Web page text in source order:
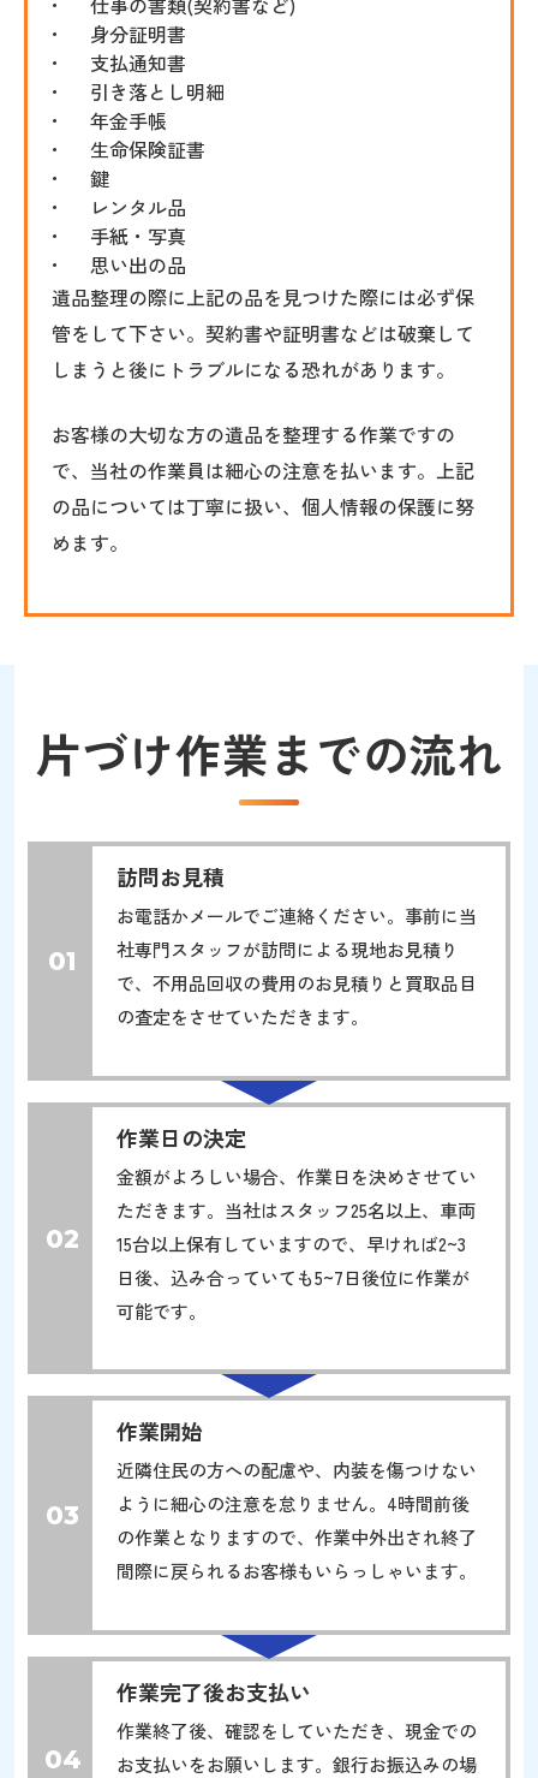
身分証明書
支払通知書
引き落とし明細
年金手帳
生命保険証書
鍵
レンタル品
手紙・写真
思い出の品
遺品整理の際に上記の品を見つけた際には必ず保
管をして下さい。契約書や証明書などは破棄して
しまうと後にトラブルになる恐れがあります。
お客様の大切な方の遺品を整理する作業ですの
で、当社の作業員は細心の注意を払います。上記
の品については丁寧に扱い、個人情報の保護に努
めます。
片づけ作業までの流れ
01
訪問お見積
お電話かメールでご連絡ください。事前に当
社専門スタッフが訪問による現地お見積り
で、不用品回収の費用のお見積りと買取品目
の査定をさせていただきます。
02
作業日の決定
金額がよろしい場合、作業日を決めさせてい
ただきます。当社はスタッフ25名以上、車両
15台以上保有していますので、早ければ2~3
日後、込み合っていても5~7日後位に作業が
可能です。
03
作業開始
近隣住民の方への配慮や、内装を傷つけない
ように細心の注意を怠りません。4時間前後
の作業となりますので、作業中外出され終了
間際に戻られるお客様もいらっしゃいます。
04
作業完了後お支払い
作業終了後、確認をしていただき、現金での
お支払いをお願いします。銀行お振込みの場